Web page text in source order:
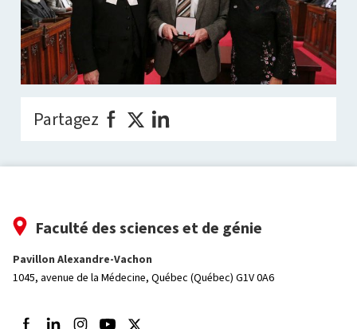
Partagez
Faculté des sciences et de génie
Pavillon Alexandre-Vachon
1045, avenue de la Médecine, Québec (Québec) G1V 0A6
Suivez-nous sur Facebook
Suivez-nous sur LinkedIn
Suivez-nous sur Instagram
Suivez-nous sur Youtube
Suivez-nous sur Twitter